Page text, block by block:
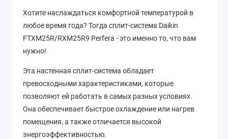
Хотите наслаждаться комфортной температурой в
любое время года? Тогда сплит-система Daikin
FTXM25R/RXM25R9 Perfera - это именно то, что вам
нужно!
Эта настенная сплит-система обладает
превосходными характеристиками, которые
позволяют ей работать в самых разных условиях.
Она обеспечивает быстрое охлаждение или нагрев
помещения, а также отличается высокой
энергоэффективностью.